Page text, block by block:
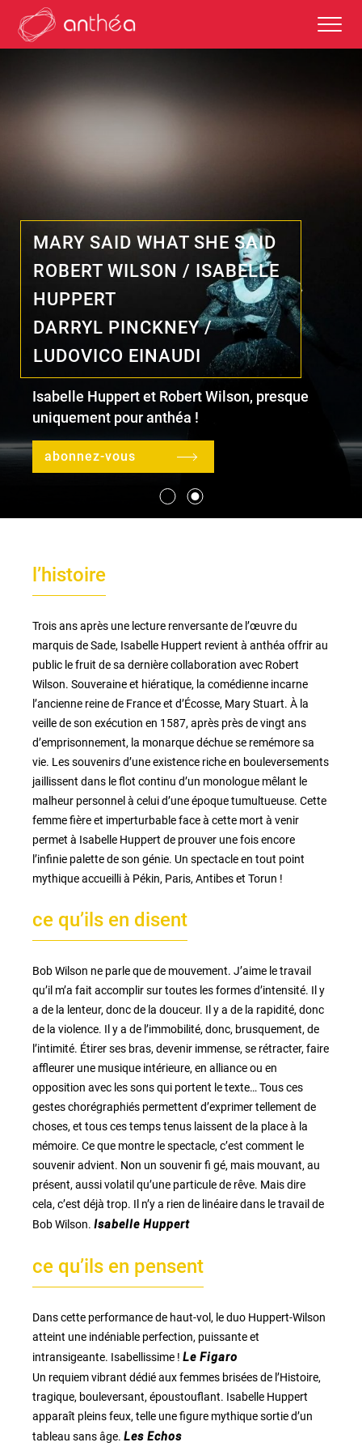
saisons passées
autour des représentations
scolaires et enseignements
partenaires culturels
l'équipe
partenaires et mécènes
MARY SAID WHAT SHE SAID
ROBERT WILSON / ISABELLE
HUPPERT
DARRYL PINCKNEY /
LUDOVICO EINAUDI
Isabelle Huppert et Robert Wilson, presque
uniquement pour anthéa !
abonnez-vous
l’histoire
Trois ans après une lecture renversante de l’œuvre du
marquis de Sade, Isabelle Huppert revient à anthéa offrir au
public le fruit de sa dernière collaboration avec Robert
Wilson. Souveraine et hiératique, la comédienne incarne
l’ancienne reine de France et d’Écosse, Mary Stuart. À la
veille de son exécution en 1587, après près de vingt ans
d’emprisonnement, la monarque déchue se remémore sa
vie. Les souvenirs d’une existence riche en bouleversements
jaillissent dans le flot continu d’un monologue mêlant le
malheur personnel à celui d’une époque tumultueuse. Cette
femme fière et imperturbable face à cette mort à venir
permet à Isabelle Huppert de prouver une fois encore
l’infinie palette de son génie. Un spectacle en tout point
mythique accueilli à Pékin, Paris, Antibes et Torun !
ce qu’ils en disent
Bob Wilson ne parle que de mouvement. J’aime le travail
qu’il m’a fait accomplir sur toutes les formes d’intensité. Il y
a de la lenteur, donc de la douceur. Il y a de la rapidité, donc
de la violence. Il y a de l’immobilité, donc, brusquement, de
l’intimité. Étirer ses bras, devenir immense, se rétracter, faire
affleurer une musique intérieure, en alliance ou en
opposition avec les sons qui portent le texte… Tous ces
gestes chorégraphiés permettent d’exprimer tellement de
choses, et tous ces temps tenus laissent de la place à la
mémoire. Ce que montre le spectacle, c’est comment le
souvenir advient. Non un souvenir fi gé, mais mouvant, au
présent, aussi volatil qu’une particule de rêve. Mais dire
cela, c’est déjà trop. Il n’y a rien de linéaire dans le travail de
Bob Wilson. Isabelle Huppert
ce qu’ils en pensent
Dans cette performance de haut-vol, le duo Huppert-Wilson
atteint une indéniable perfection, puissante et
intransigeante. Isabellissime ! Le Figaro
Un requiem vibrant dédié aux femmes brisées de l’Histoire,
tragique, bouleversant, époustouflant. Isabelle Huppert
apparaît pleins feux, telle une figure mythique sortie d’un
tableau sans âge. Les Echos